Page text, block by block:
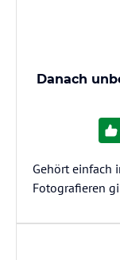
Danach
Gehört einfach
Fotografieren